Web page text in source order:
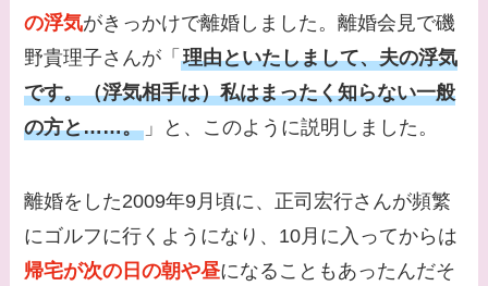
時代痩せていた？旦那
との馴れ初めは？
【画像】柴咲コウと似
てる女優３選！結婚し
のどこに住んでる？
【画像】中谷美紀と似
てる女優３選！旦那や
の浮気がきっかけで離婚しました。離婚会見で磯
野貴理子さんが「理由といたしまして、夫の浮気
です。（浮気相手は）私はまったく知らない一般
の方と……。 」と、このように説明しました。
離婚をした2009年9月頃に、正司宏行さんが頻繁
にゴルフに行くようになり、10月に入ってからは
帰宅が次の日の朝や昼になることもあったんだそ